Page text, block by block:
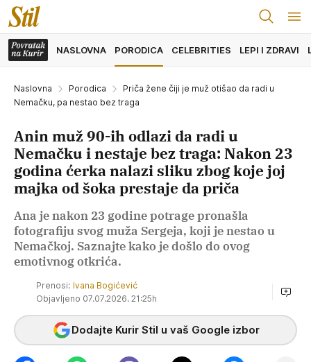
NASLOVNA PORODICA CELEBRITIES LEPI I ZDRAVI
Naslovna Porodica
Priča žene čiji je muž otišao da radi u
Nemačku, pa nestao bez traga
Anin muž 90-ih odlazi da radi u
Nemačku i nestaje bez traga: Nakon 23
godina ćerka nalazi sliku zbog koje joj
majka od šoka prestaje da priča
Ana je nakon 23 godine potrage pronašla
fotografiju svog muža Sergeja, koji je nestao u
Nemačkoj. Saznajte kako je došlo do ovog
emotivnog otkrića.
Prenosi: Ivana Bogićević
Objavljeno 07.07.2026. 21:25h
Dodajte Kurir Stil u vaš Google izbor